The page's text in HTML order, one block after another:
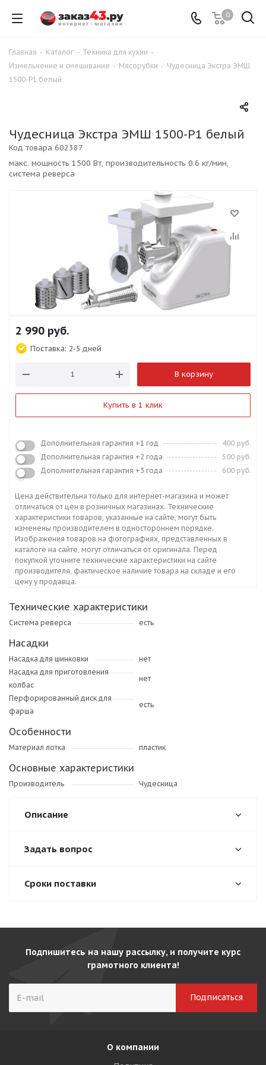
0
Главная - Каталог - Техника для кухни -
Измельчение и смешивание - Мясорубки - Чудесница Экстра ЭМШ
1500-Р1 белый
Чудесница Экстра ЭМШ 1500-Р1 белый
макс. мощность 1500 Вт, производительность 0.6 кг/мин,
система реверса
Код товара 602387
2 990 руб.
Поставка: 2-5 дней
В корзину
Купить в 1 клик
Дополнительная гарантия +1 год
400 руб.
Дополнительная гарантия +2 года
500 руб.
Дополнительная гарантия +3 года
600 руб.
Цена действительна только для интернет-магазина и может
отличаться от цен в розничных магазинах. Технические
характеристики товаров, указанные на сайте, могут быть
изменены производителем в одностороннем порядке.
Изображения товаров на фотографиях, представленных в
каталоге на сайте, могут отличаться от оригинала. Перед
покупкой уточните технические характеристики на сайте
производителя, фактическое наличие товара на складе и его
цену у продавца.
Технические характеристики
Система реверса есть
Насадки
Насадка для шинковки
нет
Насадка для приготовления
колбас
нет
Перфорированный диск для
фарша
есть
Особенности
Материал лотка пластик
Основные характеристики
Производитель Чудесница
Описание
Задать вопрос
Сроки поставки
Подпишитесь на нашу рассылку, и получите курс
грамотного клиента!
О компании